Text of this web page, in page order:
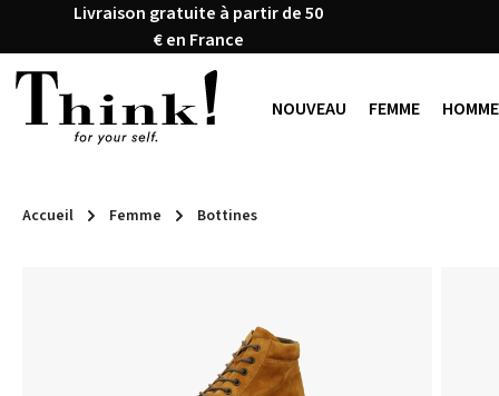
au contenu principal
Passer à la recherche
Passer à la navigation principale
Livraison gratuite à partir de 50
€ en France
NOUVEAU FEMME HOMME
Accueil Femme Bottines